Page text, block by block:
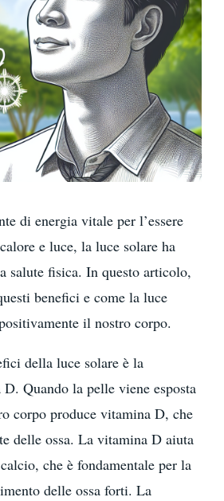
di energia vitale per l’essere
e luce, la luce solare ha
salute fisica. In questo articolo,
benefici e come la luce
il nostro corpo.
della luce solare è la
Quando la pelle viene esposta
corpo produce vitamina D, che
delle ossa. La vitamina D aiuta
che è fondamentale per la
delle ossa forti. La